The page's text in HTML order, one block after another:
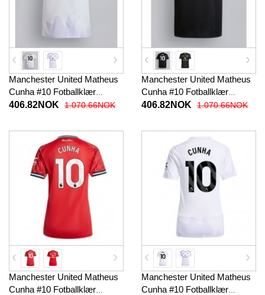
Manchester United Matheus
Cunha #10 Fotballklær
Bortedrakt 2025-26 Kortermet
406.82NOK 1.070.66NOK
Manchester United Matheus
Cunha #10 Fotballklær
Tredjedrakt 2025-26
406.82NOK 1.070.66NOK
Manchester United Matheus
Cunha #10 Fotballklær
Manchester United Matheus
Cunha #10 Fotballklær